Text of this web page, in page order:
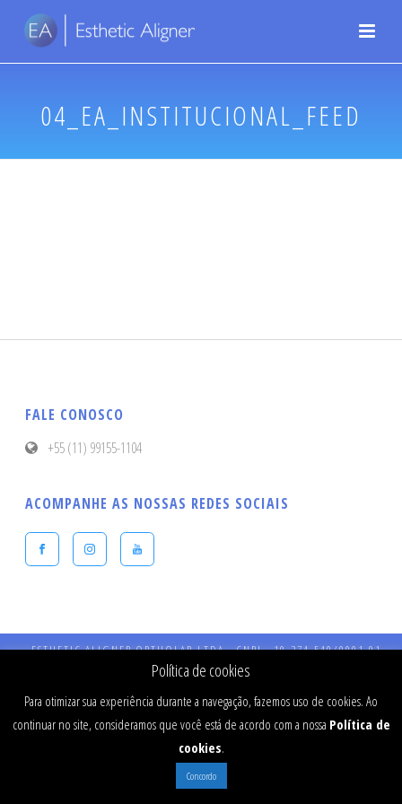
04_EA_INSTITUCIONAL_FEED
FALE CONOSCO
+55 (11) 99155-1104
ACOMPANHE AS NOSSAS REDES SOCIAIS
ESTHETIC ALIGNER ORTHOLAB LTDA - CNPJ - 19.274.540/0001-91 -
Endereço: Praça Presidente Kennedy, 90 – Vila Bastos – CEP: 09041-040
Santo André - SP - CRO 984 - RT: Dr Fernando Stefanato Buranello -
Política de cookies
Para otimizar sua experiência durante a navegação, fazemos uso de cookies. Ao
continuar no site, consideramos que você está de acordo com a nossa Política de
cookies.
Concordo